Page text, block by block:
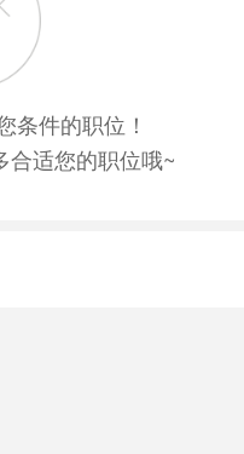
条件的职位！
合适您的职位哦~